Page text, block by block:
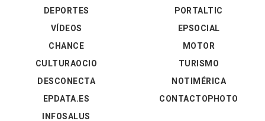
DEPORTES
VÍDEOS
PORTALTIC
EPSOCIAL
CHANCE
CULTURAOCIO
DESCONECTA
EPDATA.ES
INFOSALUS
MOTOR
TURISMO
NOTIMÉRICA
CONTACTOPHOTO